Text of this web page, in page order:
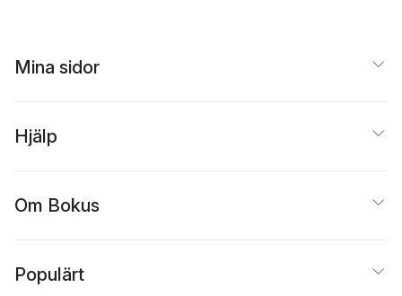
Mina sidor
Hjälp
Om Bokus
Populärt